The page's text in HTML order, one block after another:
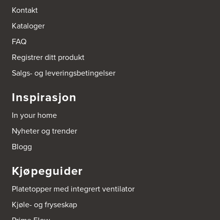
Bokhylle-Spesialisten AS
3414 Lierstranda
Boligleverandøren Karmøy AS
Postboks 213
4296 Åkrehamn
http://www.interiormesteren.no
Bonaparte Interiør AS
Borgenveien 66
Tel.:
Borge butikk AS
Sundemoen Næringspark
Power Hokksund
3300 Hokksund
Tel.:32-700000
http://www.expert.no
Kontakt
Kataloger
FAQ
Registrer ditt produkt
Salgs- og leveringsbetingelser
Inspirasjon
In your home
Nyheter og trender
Blogg
Kjøpeguider
Platetopper med integrert ventilator
Kjøle- og fryseskap